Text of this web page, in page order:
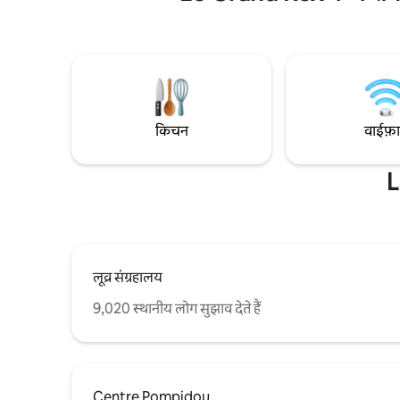
ठहरने का अनुभव।
किचन
लूव्र संग्रहालय
9,020 स्थानीय लोग सुझाव देते हैं